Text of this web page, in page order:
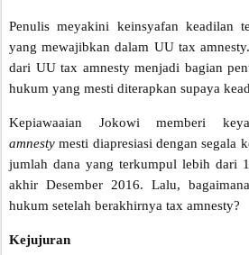
Penulis meyakini keinsyafan keadilan
yang mewajibkan dalam UU tax
dari UU tax amnesty menjadi bagian
hukum yang mesti diterapkan supaya
Kepiawaaian Jokowi memberi
amnesty mesti diapresiasi dengan segala
jumlah dana yang terkumpul lebih dari
akhir Desember 2016. Lalu,
hukum setelah berakhirnya tax amnesty?
Kejujuran